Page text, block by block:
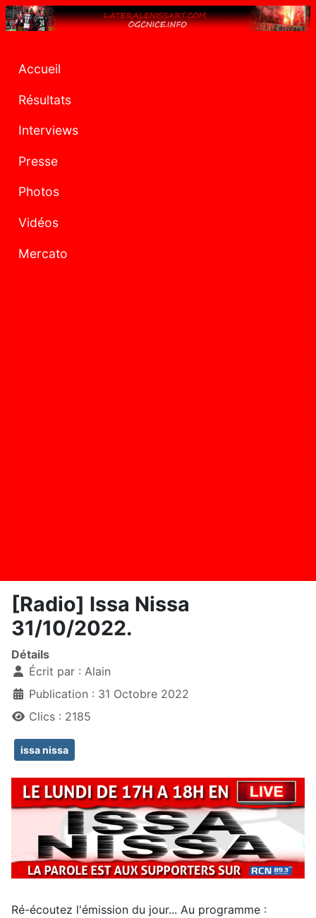
Accueil
Résultats
Interviews
Presse
Photos
Vidéos
Mercato
[Radio] Issa Nissa
31/10/2022.
Détails
Écrit par : Alain
Publication : 31 Octobre 2022
Clics : 2185
issa nissa
Ré-écoutez l'émission du jour... Au programme :